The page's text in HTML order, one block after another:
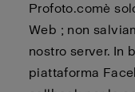
Profoto.comè
Web ; non
nostro server. In
piattaforma